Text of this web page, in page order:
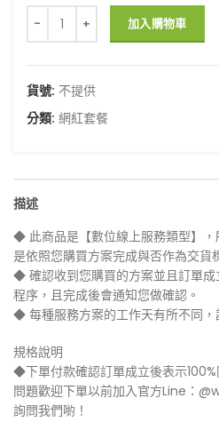
高質量台灣套餐組合 數量
加入購物車
貨號: 不提供
分類: 網紅套餐
描述
◆ 此商品是【數位線上服務類型】
是依照您購買方案完成與否作為交貨
◆ 確認收到您購買的方案並且訂單
程序，且完成後會通知您做確認。
◆ 每種服務方案的工作天有所不同，
規格說明
◆下單付款確認訂單成立後表示
問題歡迎下單以前加入官方Line：
詢問我們喲！